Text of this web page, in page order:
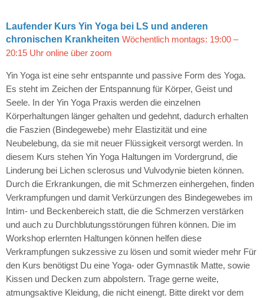
Laufender Kurs Yin Yoga bei LS und anderen
chronischen Krankheiten Wöchentlich montags: 19:00 –
20:15 Uhr online über zoom
Yin Yoga ist eine sehr entspannte und passive Form des Yoga.
Es steht im Zeichen der Entspannung für Körper, Geist und
Seele. In der Yin Yoga Praxis werden die einzelnen
Körperhaltungen länger gehalten und gedehnt, dadurch erhalten
die Faszien (Bindegewebe) mehr Elastizität und eine
Neubelebung, da sie mit neuer Flüssigkeit versorgt werden. In
diesem Kurs stehen Yin Yoga Haltungen im Vordergrund, die
Linderung bei Lichen sclerosus und Vulvodynie bieten können.
Durch die Erkrankungen, die mit Schmerzen einhergehen, finden
Verkrampfungen und damit Verkürzungen des Bindegewebes im
Intim- und Beckenbereich statt, die die Schmerzen verstärken
und auch zu Durchblutungsstörungen führen können. Die im
Workshop erlernten Haltungen können helfen diese
Verkrampfungen sukzessive zu lösen und somit wieder mehr Für
den Kurs benötigst Du eine Yoga- oder Gymnastik Matte, sowie
Kissen und Decken zum abpolstern. Trage gerne weite,
atmungsaktive Kleidung, die nicht einengt. Bitte direkt vor dem